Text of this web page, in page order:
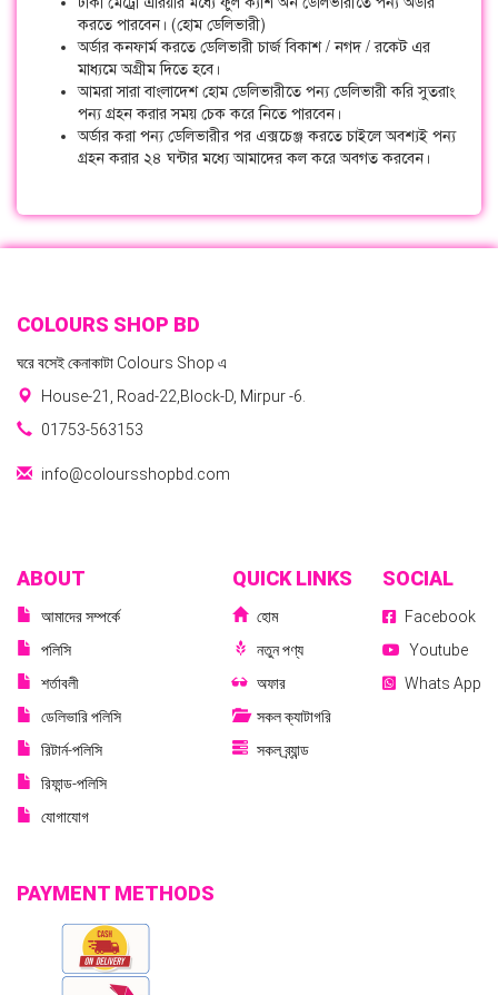
করতে পারবেন। (হোম ডেলিভারী)
অর্ডার কনফার্ম করতে ডেলিভারী চার্জ বিকাশ / নগদ / রকেট এর
মাধ্যমে অগ্রীম দিতে হবে।
আমরা সারা বাংলাদেশ হোম ডেলিভারীতে পন্য ডেলিভারী করি সুতরাং
পন্য গ্রহন করার সময় চেক করে নিতে পারবেন।
অর্ডার করা পন্য ডেলিভারীর পর এক্সচেঞ্জ করতে চাইলে অবশ্যই পন্য
গ্রহন করার ২৪ ঘন্টার মধ্যে আমাদের কল করে অবগত করবেন।
COLOURS SHOP BD
ঘরে বসেই কেনাকাটা Colours Shop এ
House-21, Road-22,Block-D, Mirpur -6.
01753-563153
info@coloursshopbd.com
ABOUT
আমাদের সম্পর্কে
পলিসি
শর্তাবলী
ডেলিভারি পলিসি
রিটার্ন-পলিসি
রিফান্ড-পলিসি
যোগাযোগ
QUICK LINKS
হোম
নতুন পণ্য
অফার
সকল ক্যাটাগরি
সকল ব্র্যান্ড
SOCIAL
Facebook
Youtube
Whats App
PAYMENT METHODS